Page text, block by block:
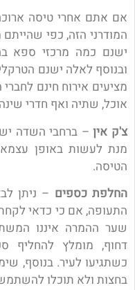
אם אתם אחרי טיסה
המודרני הזה, כפי
ישנם כמה מרכזי ספא
ובנוסף לאלה ישנם
מציעים אירוח חינם
אוכל, שתיה ואף חדרי
צ'ק אין– ברחבי השדה
מנת לעשות באופן
הטיסה.
החלפת כספים – ניתן
התעופה, אם כי כדאי
שער ההמרה איננו
דחוף, מומלץ להחליף
כשתגיעו לעיר. בנוסף,
בחצות ולא תוכלו